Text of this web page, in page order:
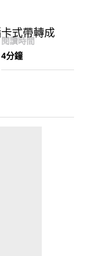
閱讀時間
4分鐘